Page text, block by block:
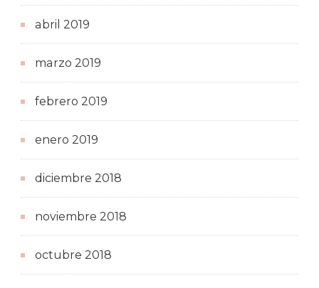
abril 2019
marzo 2019
febrero 2019
enero 2019
diciembre 2018
noviembre 2018
octubre 2018